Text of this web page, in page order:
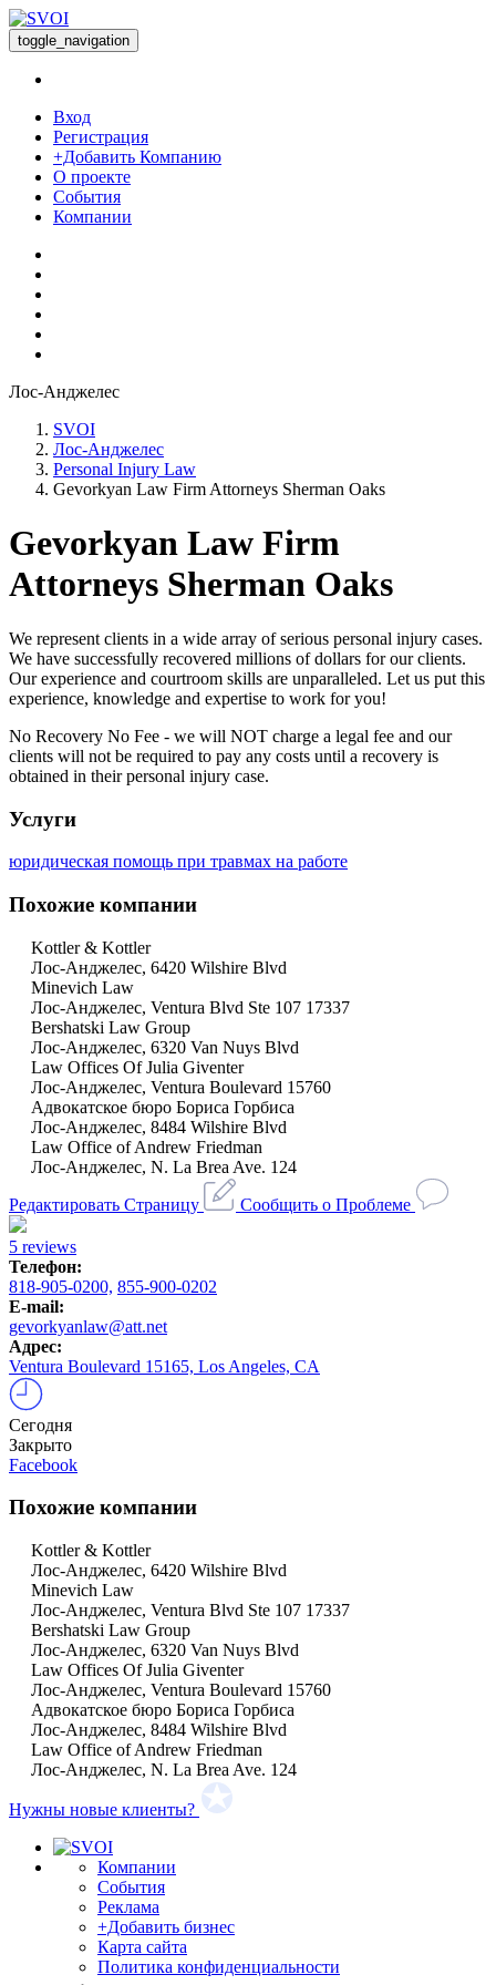
toggle_navigation
Вход
Регистрация
+Добавить Компанию
О проекте
События
Компании
Лос-Анджелес
SVOI
Лос-Анджелес
Personal Injury Law
Gevorkyan Law Firm Attorneys Sherman Oaks
Gevorkyan Law Firm
Attorneys Sherman Oaks
We represent clients in a wide array of serious personal injury cases.
We have successfully recovered millions of dollars for our clients.
Our experience and courtroom skills are unparalleled. Let us put this
experience, knowledge and expertise to work for you!
No Recovery No Fee - we will NOT charge a legal fee and our
clients will not be required to pay any costs until a recovery is
obtained in their personal injury case.
Услуги
юридическая помощь при травмах на работе
Похожие компании
Kottler & Kottler
Лос-Анджелес, 6420 Wilshire Blvd
Minevich Law
Лос-Анджелес, Ventura Blvd Ste 107 17337
Bershatski Law Group
Лос-Анджелес, 6320 Van Nuys Blvd
Law Offices Of Julia Giventer
Лос-Анджелес, Ventura Boulevard 15760
Адвокатское бюро Бориса Горбиса
Лос-Анджелес, 8484 Wilshire Blvd
Law Office of Andrew Friedman
Лос-Анджелес, N. La Brea Ave. 124
Редактировать Страницу
Сообщить о Проблеме
5 reviews
Телефон:
818-905-0200, 855-900-0202
E-mail:
gevorkyanlaw@att.net
Адрес:
Ventura Boulevard 15165, Los Angeles, CA
Сегодня
Закрыто
Facebook
Похожие компании
Kottler & Kottler
Лос-Анджелес, 6420 Wilshire Blvd
Minevich Law
Лос-Анджелес, Ventura Blvd Ste 107 17337
Bershatski Law Group
Лос-Анджелес, 6320 Van Nuys Blvd
Law Offices Of Julia Giventer
Лос-Анджелес, Ventura Boulevard 15760
Адвокатское бюро Бориса Горбиса
Лос-Анджелес, 8484 Wilshire Blvd
Law Office of Andrew Friedman
Лос-Анджелес, N. La Brea Ave. 124
Нужны новые клиенты?
Компании
События
Реклама
+Добавить бизнес
Карта сайта
Политика конфиденциальности